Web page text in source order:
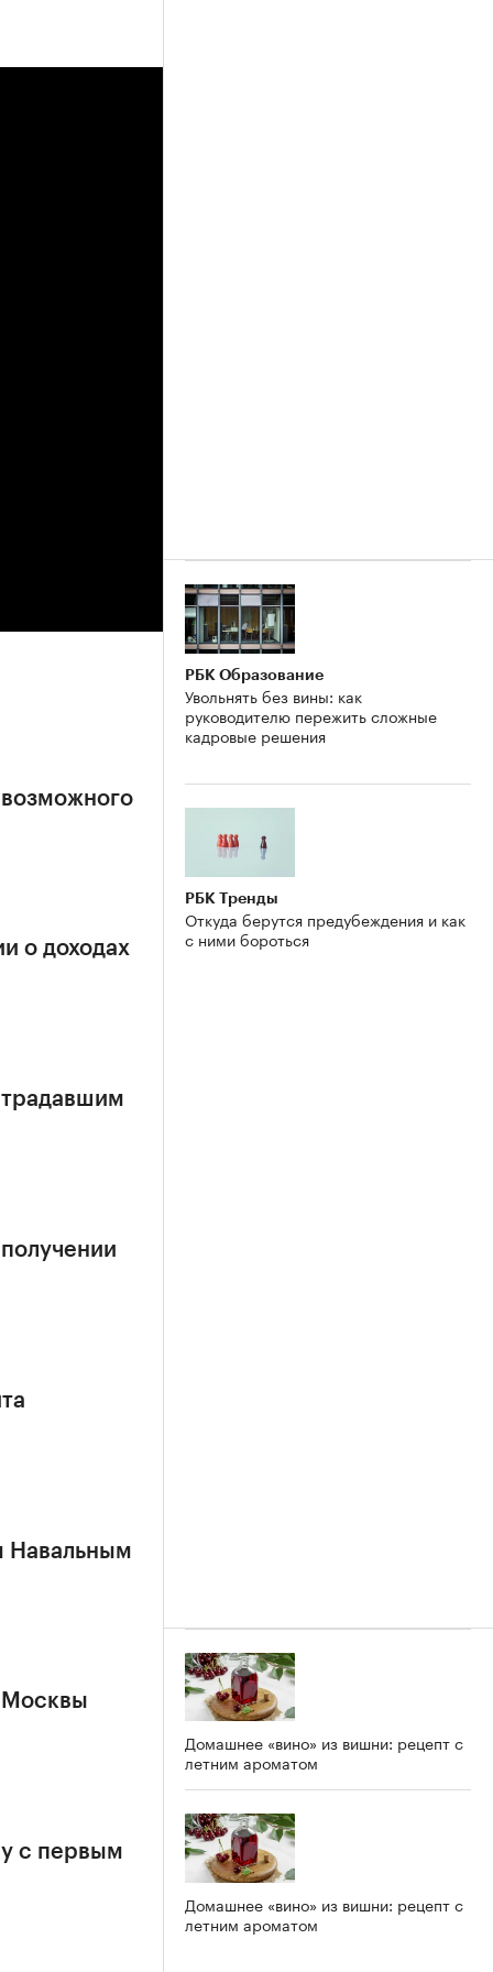
о доходах
Навальным
Москвы
с первым
РБК Образование
Увольнять без вины: как
руководителю пережить сложные
кадровые решения
РБК Тренды
Откуда берутся предубеждения и как
с ними бороться
Домашнее «вино» из вишни: рецепт с
летним ароматом
Домашнее «вино» из вишни: рецепт с
летним ароматом